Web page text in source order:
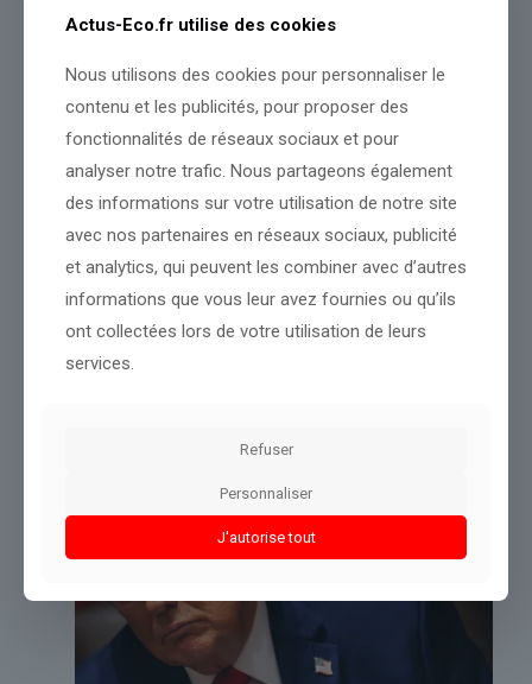
« créer les conditions nécessaires pour que le peuple iranien
gouvernement démocratiquement élu, qui fera de l’Iran un pays
www.huffingtonpost.fr
cette actualité.
Actus-Eco.fr utilise des cookies
Nous utilisons des cookies pour personnaliser le
contenu et les publicités, pour proposer des
fonctionnalités de réseaux sociaux et pour
analyser notre trafic. Nous partageons également
des informations sur votre utilisation de notre site
avec nos partenaires en réseaux sociaux, publicité
et analytics, qui peuvent les combiner avec d’autres
informations que vous leur avez fournies ou qu’ils
ont collectées lors de votre utilisation de leurs
services.
Refuser
Personnaliser
J'autorise tout